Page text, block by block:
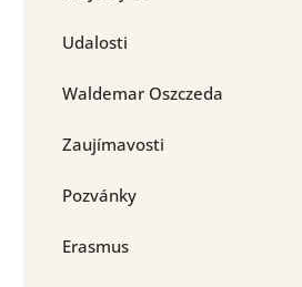
Udalosti
Waldemar Oszczeda
Zaujímavosti
Pozvánky
Erasmus